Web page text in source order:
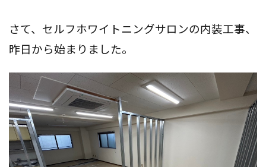
さて、セルフホワイトニングサロンの内装工事、
昨日から始まりました。